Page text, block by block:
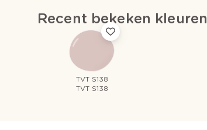
Recent bekeken kleuren
TVT S138
TVT S138